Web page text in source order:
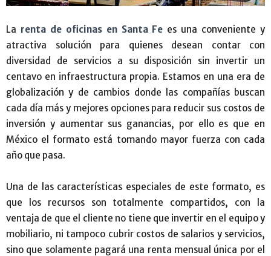
La renta de oficinas en Santa Fe es una conveniente y
atractiva solución para quienes desean contar con
diversidad de servicios a su disposición sin invertir un
centavo en infraestructura propia. Estamos en una era de
globalización y de cambios donde las compañías buscan
cada día más y mejores opciones para reducir sus costos de
inversión y aumentar sus ganancias, por ello es que en
México el formato está tomando mayor fuerza con cada
año que pasa.
Una de las características especiales de este formato, es
que los recursos son totalmente compartidos, con la
ventaja de que el cliente no tiene que invertir en el equipo y
mobiliario, ni tampoco cubrir costos de salarios y servicios,
sino que solamente pagará una renta mensual única por el